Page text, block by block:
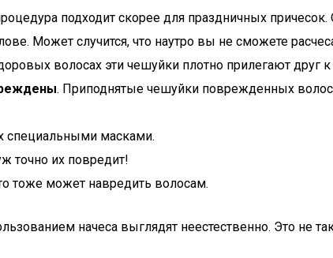
подходит скорее для праздничных
Может случится, что наутро вы не сможете
волосах эти чешуйки плотно прилегают друг
. Приподнятые чешуйки поврежденных волос
специальными масками.
точно их повредит!
тоже может навредить волосам.
начеса выглядят неестественно. Это не